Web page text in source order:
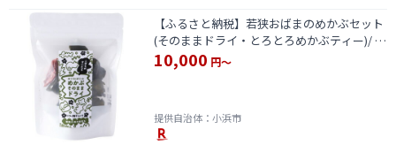
【ふるさと納税】若狭おばまのめかぶセット
(そのままドライ・とろとろめかぶティー)/ め
かぶ セット / 小浜市 / 釣り船・民宿かどの
[BFBG003]
10,000 円～
提供自治体：小浜市